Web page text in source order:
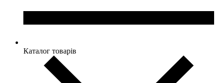
Каталог товарів